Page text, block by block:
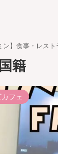
ン】食事・レスト
籍
フェ